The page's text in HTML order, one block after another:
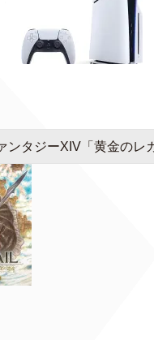
ンタジーXIV「黄金のレ